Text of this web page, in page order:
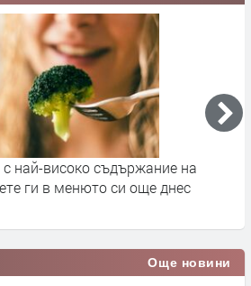
с най-високо съдържание на
ги в менюто си още днес
Още новини